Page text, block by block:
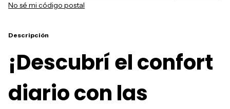
No sé mi código postal
Descripción
¡Descubrí el confort
diario con las